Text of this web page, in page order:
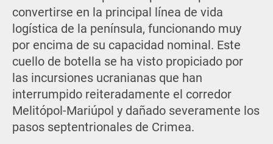
convertirse en la principal línea de vida
logística de la península, funcionando muy
por encima de su capacidad nominal. Este
cuello de botella se ha visto propiciado por
las incursiones ucranianas que han
interrumpido reiteradamente el corredor
Melitópol-Mariúpol y dañado severamente los
pasos septentrionales de Crimea.